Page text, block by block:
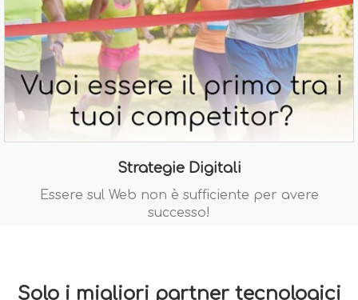
Strategie Digitali
Essere sul Web non è sufficiente per avere
successo!
Solo i migliori partner tecnologici